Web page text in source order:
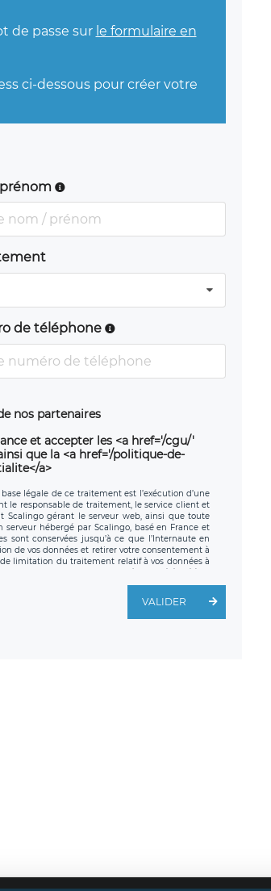
de passe sur le formulaire en
ci-dessous pour créer votre
de téléphone
nos partenaires
et accepter les <a href='/cgu/'
que la <a href='/politique-de-
a>
légale de ce traitement est l’exécution d’une
le responsable de traitement, le service client et
Scalingo gérant le serveur web, ainsi que toute
hébergé par Scalingo, basé en France et
sont conservées jusqu’à ce que l’Internaute en
de vos données et retirer votre consentement à
limitation du traitement relatif à vos données à
exercer ces droits auprès du délégué à la
et est joignable à l’adresse mail suivante :
le droit d’introduire une réclamation
VALIDER